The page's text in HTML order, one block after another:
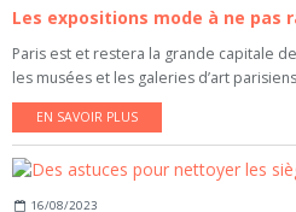
Les expositions mode à ne pas
Paris est et restera la grande capitale
les musées et les galeries d’art
EN SAVOIR PLUS
16/08/2023